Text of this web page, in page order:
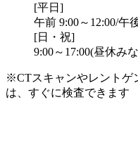
[平日]
午前 9:00～12:00/午
[日・祝]
9:00～17:00(昼休み
※CTスキャンやレントゲ
は、すぐに検査できます